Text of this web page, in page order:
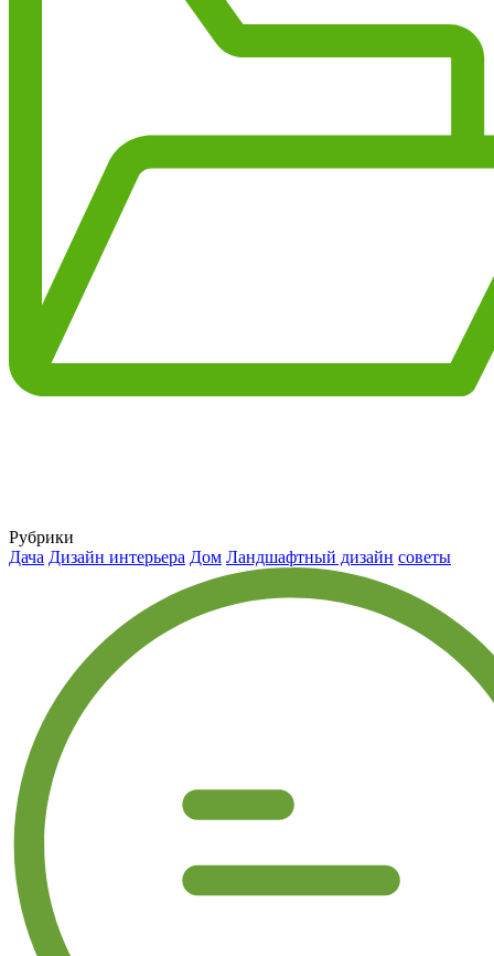
Рубрики
Дача Дизайн интерьера Дом Ландшафтный дизайн советы